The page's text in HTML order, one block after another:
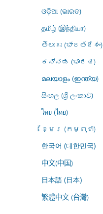
ଓଡ଼ିଆ (ଭାରତ)
தமிழ் (இந்தியா)
తెలుగు (భారతదేశం)
ಕನ್ನಡ (ಭಾರತ)
മലയാളം (ഇന്ത്യ)
සිංහල (ශ්‍රී ලංකාව)
ไทย (ไทย)
ខ្មែរ (កម្ពុជា)
한국어 (대한민국)
中文(中国)
日本語 (日本)
繁體中文 (台灣)